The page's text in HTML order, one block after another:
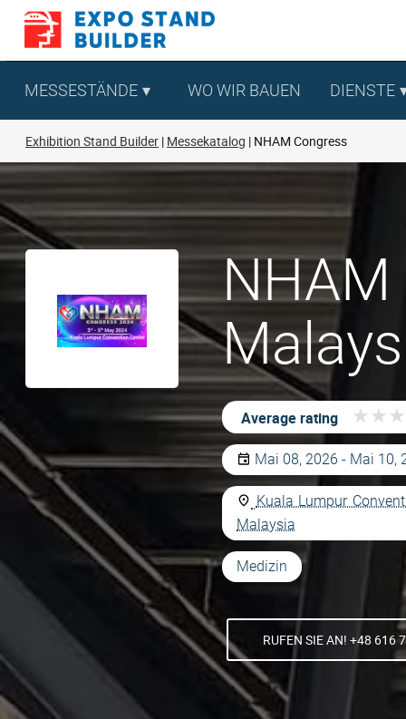
Zum
springen
MESSESTÄNDE WO WIR BAUEN DIENSTE
Exhibition Stand Builder Messekatalog NHAM Congress
NHAM
Average rating ★ ★ ★
★ ★ ★
Mai 08, 2026 - Mai 10,
Kuala Lumpur
Malaysia
Medizin
RUFEN SIE AN! +48 616